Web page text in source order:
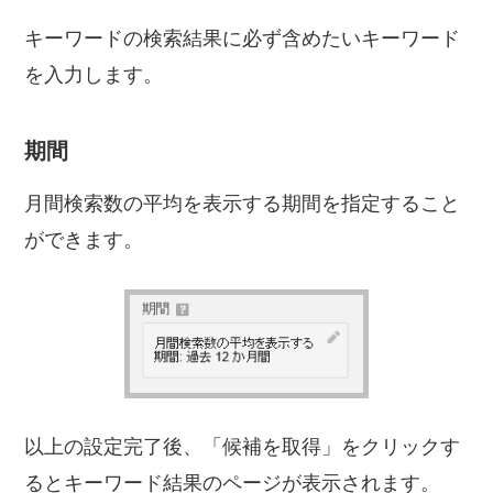
キーワードの検索結果に必ず含めたいキーワード
を入力します。
期間
月間検索数の平均を表示する期間を指定すること
ができます。
以上の設定完了後、「候補を取得」をクリックす
るとキーワード結果のページが表示されます。